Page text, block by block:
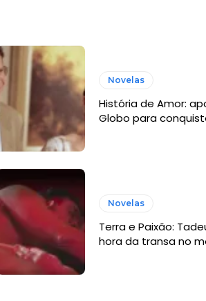
Novelas
História de Amor:
Globo para
Novelas
Terra e Paixão:
hora da transa no